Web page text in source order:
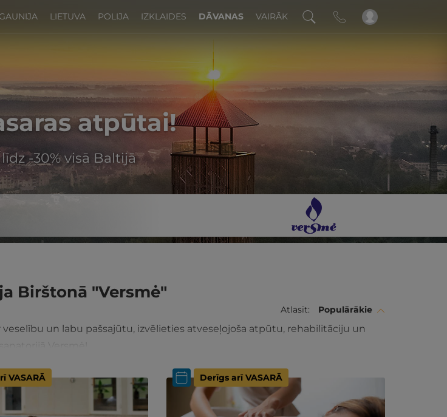
LIETUVA POLIJA IZKLAIDES DĀVANAS VAIRĀK
atpūtai!
-30% visā Baltijā
Atlasīt: Populārākie
Birštonā "Versmė"
veselību un labu pašsajūtu, izvēlieties atveseļojoša atpūtu, rehabilitāciju un
Versmė!
VASARĀ Derīgs arī VASARĀ